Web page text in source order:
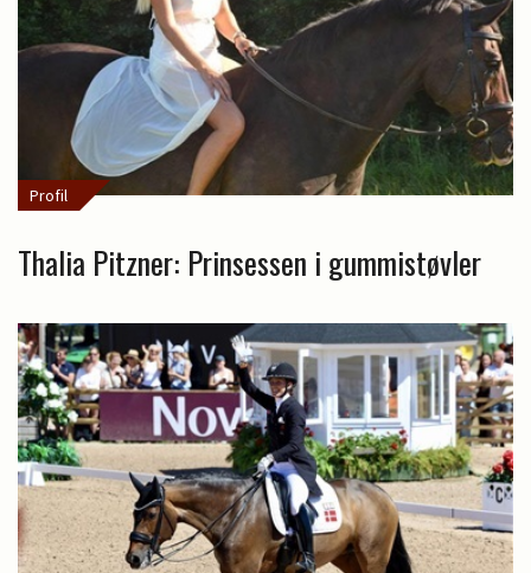
Profil
Thalia Pitzner: Prinsessen i gummistøvler